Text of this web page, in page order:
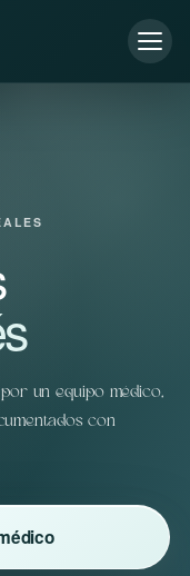
un equipo médico,
con